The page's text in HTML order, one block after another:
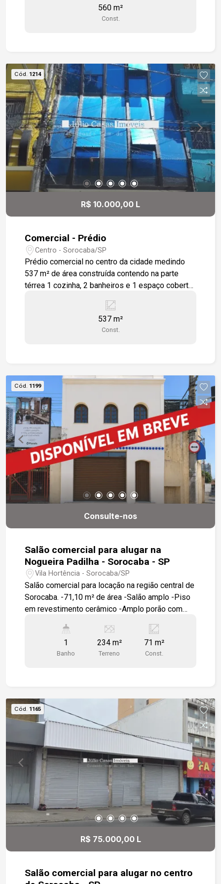
560 m²
Const.
Cód. 1214
R$ 10.000,00 L
Comercial - Prédio
Centro - Sorocaba/SP
Prédio comercial no centro da cidade medindo
537 m² de área construída contendo na parte
térrea 1 cozinha, 2 banheiros e 1 espaço coberto
pelas escadas ou elevador contendo 4 salas,
todas com ventiladores de teto instalados e 2
banheiros sendo 1 masculino e 1 feminino.
537 m²
Const.
Cód. 1199
Consulte-nos
Salão comercial para alugar na
Nogueira Padilha - Sorocaba - SP
Vila Hortência - Sorocaba/SP
Salão comercial para locação na região central de
Sorocaba. -71,10 m² de área -Salão amplo -Piso
em revestimento cerâmico -Amplo porão com
acesso ao Centro de Sorocaba -Fácil acesso à
Avenida São Paulo -Fácil acesso à Rua Coronel
Nogueira Padilha Entre em contato para mais
1
Banho
234 m²
Terreno
71 m²
Const.
Cód. 1165
R$ 75.000,00 L
Salão comercial para alugar no centro